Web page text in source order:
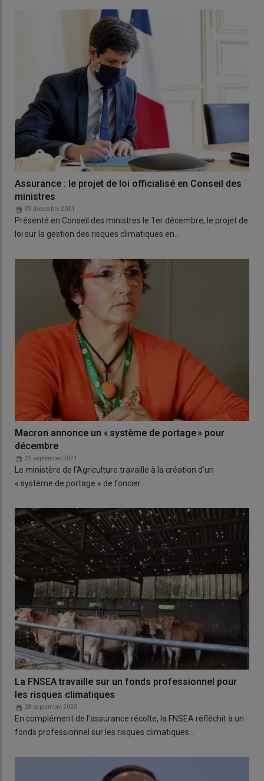
Assurance : le projet de loi officialisé en Conseil des
ministres
09 décembre 2021
Présenté en Conseil des ministres le 1er décembre, le projet de
loi sur la gestion des risques climatiques en…
Macron annonce un « système de portage » pour
décembre
25 septembre 2021
Le ministère de l’Agriculture travaille à la création d’un
« système de portage » de foncier…
La FNSEA travaille sur un fonds professionnel pour
les risques climatiques
28 septembre 2020
En complément de l’assurance récolte, la FNSEA réfléchit à un
fonds professionnel sur les risques climatiques…